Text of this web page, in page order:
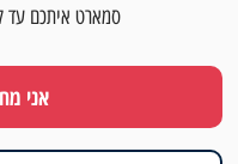
סמארט איתכם עד
אני